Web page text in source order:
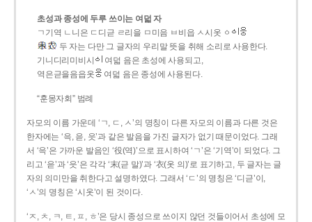
초성과 종성에 두루 쓰이는 여덟 자
ㄱ기역 ㄴ니은 ㄷ디귿 ㄹ리을 ㅁ미음 ㅂ비읍 ㅅ시옷 ㆁ
두 자는 다만 그 글자의 우리말 뜻을 취해 소리로 사용한다.
기니디리미비시
여덟 음은 초성에 사용되고,
역은귿을음읍옷
여덟 음은 종성에 사용된다.
“훈몽자회” 범례
자모의 이름 가운데 ‘ㄱ, ㄷ, ㅅ’의 명칭이 다른 자모의 이름과 다른 것은
한자에는 ‘윽, 읃, 읏’과 같은 발음을 가진 글자가 없기 때문이었다. 그래
서 ‘윽’은 가까운 발음인 ‘役(역)’으로 표시하여 ‘ㄱ’은 ‘기역’이 되었다. 그
리고 ‘읃’과 ‘읏’은 각각 ‘末(귿 말)’과 ‘衣(옷 의)’로 표기하고, 두 글자는 글
자의 의미만을 취한다고 설명하였다. 그래서 ‘ㄷ’의 명칭은 ‘디귿’이,
‘ㅅ’의 명칭은 ‘시옷’이 된 것이다.
‘ㅈ, ㅊ, ㅋ, ㅌ, ㅍ, ㅎ’은 당시 종성으로 쓰이지 않던 것들이어서 초성에 모